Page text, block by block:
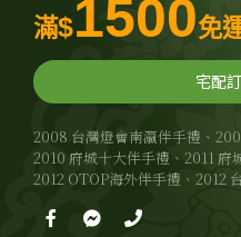
2008 台灣燈會南瀛伴手禮、
2010 府城十大伴手禮、2011 府
2012 OTOP海外伴手禮、2012
滿$1500免
宅配